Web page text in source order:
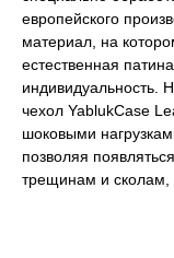
европейского
материал, на
естественная
индивидуальность.
чехол YablukCase
шоковыми
позволяя
трещинам и сколам,